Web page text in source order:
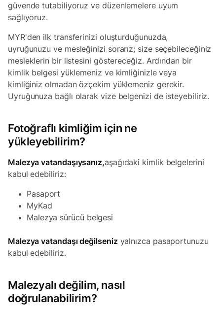
güvende tutabiliyoruz ve düzenlemelere uyum
sağlıyoruz.
MYR'den ilk transferinizi oluşturduğunuzda,
uyruğunuzu ve mesleğinizi sorarız; size seçebileceğiniz
mesleklerin bir listesini göstereceğiz. Ardından bir
kimlik belgesi yüklemeniz ve kimliğinizle veya
kimliğiniz olmadan özçekim yüklemeniz gerekir.
Uyruğunuza bağlı olarak vize belgenizi de isteyebiliriz.
Fotoğraflı kimliğim için ne
yükleyebilirim?
Malezya vatandaşıysanız,aşağıdaki kimlik belgelerini
kabul edebiliriz:
Pasaport
MyKad
Malezya sürücü belgesi
Malezya vatandaşı değilsenizyalnızca pasaportunuzu
kabul edebiliriz.
Malezyalı değilim, nasıl
doğrulanabilirim?